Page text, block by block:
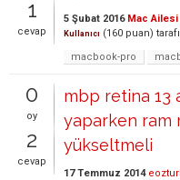
1
cevap
5 Şubat 2016 Mac Ailesi
Kullanıcı (160 puan)
macbook-pro
0
oy
2
cevap
mbp retina 13
yaparken ram
yükseltmeli
17 Temmuz 2014